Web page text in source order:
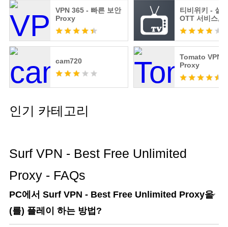
VPN 365 - 빠른 보안
Proxy
티비위키 - 실
OTT 서비스,
표
cam720
Tomato VPN |
Proxy
인기 카테고리
Surf VPN - Best Free Unlimited
Proxy - FAQs
PC에서 Surf VPN - Best Free Unlimited Proxy을
(를) 플레이 하는 방법?